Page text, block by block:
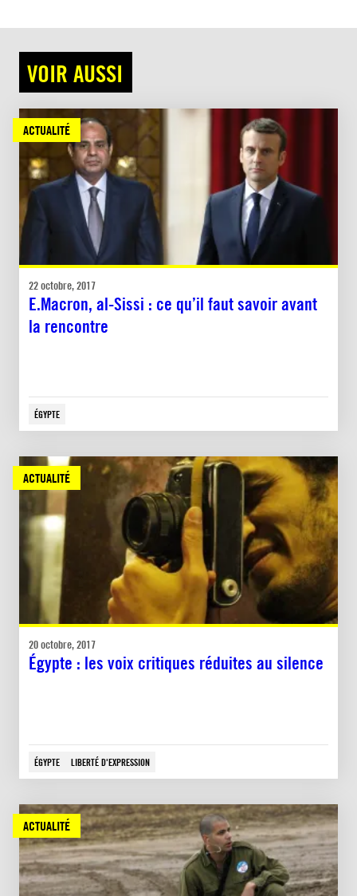
VOIR AUSSI
ACTUALITÉ
22 octobre, 2017
E.Macron, al-Sissi : ce qu’il faut savoir avant
la rencontre
ÉGYPTE
ACTUALITÉ
20 octobre, 2017
Égypte : les voix critiques réduites au silence
ÉGYPTE LIBERTÉ D'EXPRESSION
ACTUALITÉ